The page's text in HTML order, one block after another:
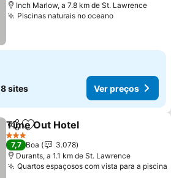
Inch Marlow, a 7.8 km de St. Lawrence
Piscinas naturais no oceano
8 sites Ver preços
PartilharAdicionar aos favoritos
Time Out Hotel
3 Estrelas
7,7 Boa
3.078
Durants, a 1.1 km de St. Lawrence
Quartos espaçosos com vista para a piscina